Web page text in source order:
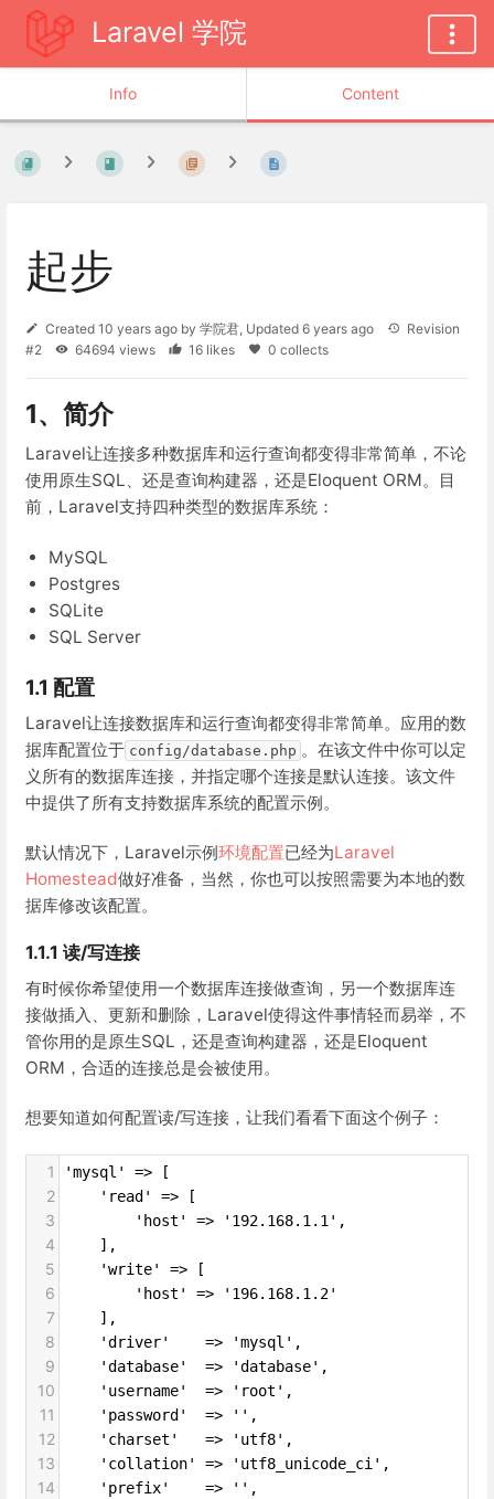
Laravel 学院
Info Content
起步
Created 10 years ago by 学院君, Updated 6 years ago
Revision
#2
64694 views 16 likes 0 collects
1、简介
Laravel让连接多种数据库和运行查询都变得非常简单，不论
使用原生SQL、还是查询构建器，还是Eloquent ORM。目
前，Laravel支持四种类型的数据库系统：
MySQL
Postgres
SQLite
SQL Server
1.1 配置
Laravel让连接数据库和运行查询都变得非常简单。应用的数
据库配置位于 config/database.php 。在该文件中你可以定
义所有的数据库连接，并指定哪个连接是默认连接。该文件
中提供了所有支持数据库系统的配置示例。
默认情况下，Laravel示例环境配置已经为Laravel
Homestead做好准备，当然，你也可以按照需要为本地的数
据库修改该配置。
1.1.1 读/写连接
有时候你希望使用一个数据库连接做查询，另一个数据库连
接做插入、更新和删除，Laravel使得这件事情轻而易举，不
管你用的是原生SQL，还是查询构建器，还是Eloquent
ORM，合适的连接总是会被使用。
想要知道如何配置读/写连接，让我们看看下面这个例子：
1 'mysql' => [
2
    'read' => [
3
        'host' => '192.168.1.1',
4
    ],
5
    'write' => [
6
        'host' => '196.168.1.2'
7
    ],
8
    'driver'    => 'mysql',
9
    'database'  => 'database',
10
    'username'  => 'root',
11
    'password'  => '',
12
    'charset'   => 'utf8',
13
    'collation' => 'utf8_unicode_ci',
14
    'prefix'    => '',